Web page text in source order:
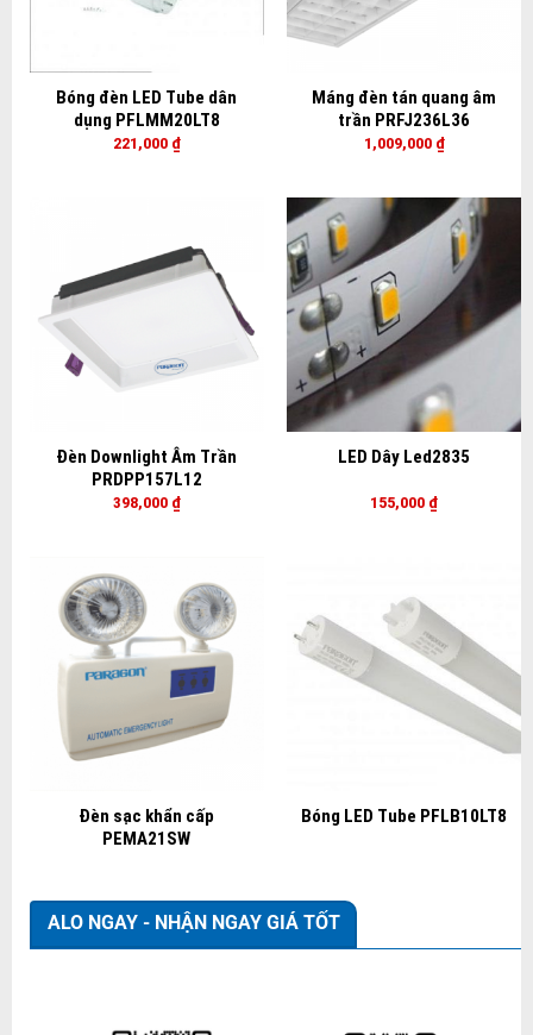
Bóng đèn LED Tube dân
dụng PFLMM20LT8
221,000 ₫
Máng đèn tán quang âm
trần PRFJ236L36
1,009,000 ₫
Đèn Downlight Âm Trần
PRDPP157L12
398,000 ₫
LED Dây Led2835
155,000 ₫
Đèn sạc khẩn cấp
PEMA21SW
Bóng LED Tube PFLB10LT8
ALO NGAY - NHẬN NGAY GIÁ TỐT